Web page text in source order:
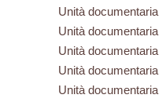
Unità documentaria
Unità documentaria
Unità documentaria
Unità documentaria
Unità documentaria